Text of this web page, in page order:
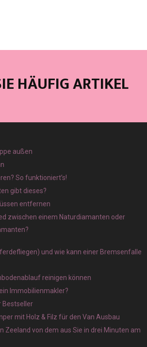
HÄUFIG ARTIKEL
außen
So funktioniert’s!
gibt dieses?
entfernen
zwischen einem Naturdiamanten oder
und wie kann einer Bremsenfalle
reinigen können
Immobilienmakler?
Bestseller
mit Holz & Filz für den Van Ausbau
Zeeland von dem aus Sie in drei Minuten am